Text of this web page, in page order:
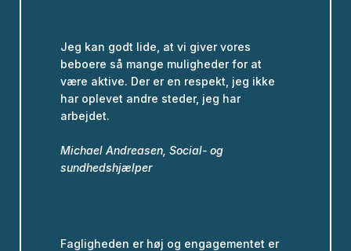
Jeg kan godt lide, at vi giver vores
beboere så mange muligheder for at
være aktive. Der er en respekt, jeg ikke
har oplevet andre steder, jeg har
arbejdet.
Michael Andreasen, Social- og
sundhedshjælper
Fagligheden er høj og engagementet er